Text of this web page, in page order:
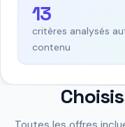
13
critères analysés
contenu